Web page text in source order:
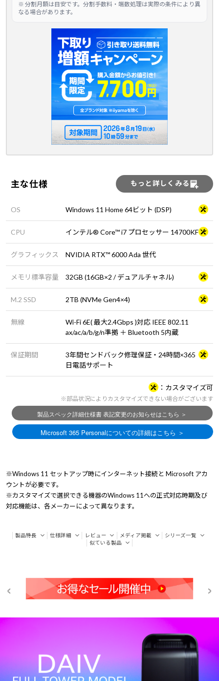
※ 分割月額は目安です。分割手数料・端数処理は実際の条件により異
なる場合があります。
主な仕様 もっと詳しくみる
OS Windows 11 Home 64ビット (DSP)
CPU インテル® Core™ i7 プロセッサー 14700KF
グラフィックス NVIDIA RTX™ 6000 Ada 世代
メモリ標準容量 32GB (16GB×2 / デュアルチャネル)
M.2 SSD 2TB (NVMe Gen4×4)
無線
Wi-Fi 6E( 最大2.4Gbps )対応 IEEE 802.11
ax/ac/a/b/g/n準拠 ＋ Bluetooth 5内蔵
保証期間
3年間センドバック修理保証・24時間×365
日電話サポート
カスタマイズ可
※部品状況によりカスタマイズできない場合がございます
※Windows 11 セットアップ時にインターネット接続と Microsoft アカ
ウントが必要です。
※カスタマイズで選択できる機器のWindows 11への正式対応時期及び
対応機能は、各メーカーによって異なります。
製品特長 仕様詳細 レビュー メディア掲載
シリーズ一覧
似ている製品